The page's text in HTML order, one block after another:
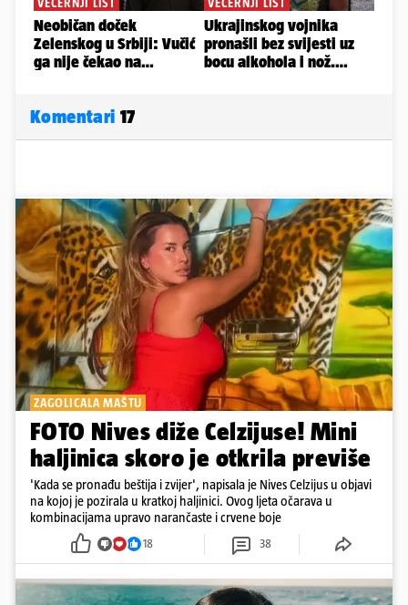
Komentari 17
ZAGOLICALA MAŠTU
FOTO Nives diže Celzijuse! Mini
haljinica skoro je otkrila previše
'Kada se pronađu beštija i zvijer', napisala je Nives Celzijus u objavi
na kojoj je pozirala u kratkoj haljinici. Ovog ljeta očarava u
kombinacijama upravo narančaste i crvene boje
18 38